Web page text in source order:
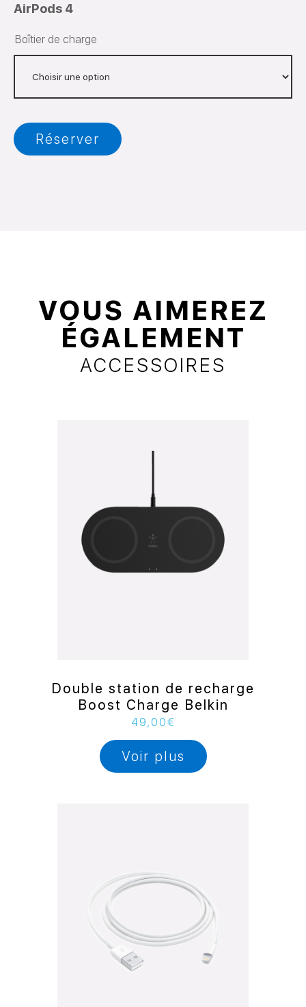
AirPods 4
Boîtier de charge
Réserver
VOUS AIMEREZ
ÉGALEMENT
ACCESSOIRES
Double station de recharge
Boost Charge Belkin
49,00€
Voir plus